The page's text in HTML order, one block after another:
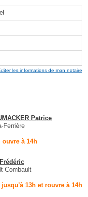
les informations de mon notaire
Patrice
Ferrière
ouvre à 14h
Combault
jusqu'à 13h et rouvre à 14h